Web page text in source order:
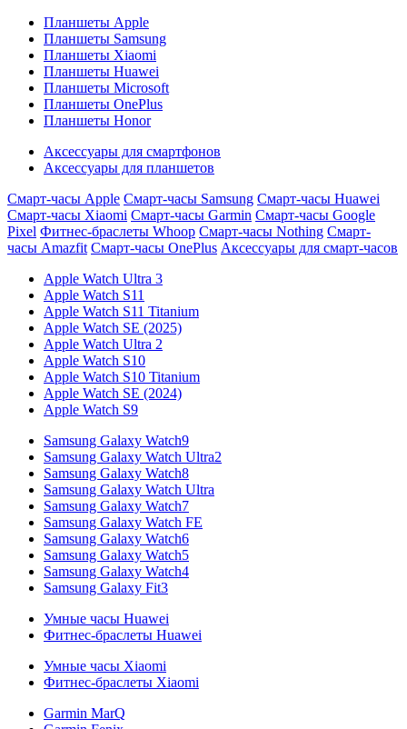
Планшеты Apple
Планшеты Samsung
Планшеты Xiaomi
Планшеты Huawei
Планшеты Microsoft
Планшеты OnePlus
Планшеты Honor
Аксессуары для смартфонов
Аксессуары для планшетов
Смарт-часы Apple Смарт-часы Samsung Смарт-часы Huawei
Смарт-часы Xiaomi Смарт-часы Garmin Смарт-часы Google
Pixel Фитнес-браслеты Whoop Смарт-часы Nothing Смарт-
часы Amazfit Смарт-часы OnePlus Аксессуары для смарт-часов
Apple Watch Ultra 3
Apple Watch S11
Apple Watch S11 Titanium
Apple Watch SE (2025)
Apple Watch Ultra 2
Apple Watch S10
Apple Watch S10 Titanium
Apple Watch SE (2024)
Apple Watch S9
Samsung Galaxy Watch9
Samsung Galaxy Watch Ultra2
Samsung Galaxy Watch8
Samsung Galaxy Watch Ultra
Samsung Galaxy Watch7
Samsung Galaxy Watch FE
Samsung Galaxy Watch6
Samsung Galaxy Watch5
Samsung Galaxy Watch4
Samsung Galaxy Fit3
Умные часы Huawei
Фитнес-браслеты Huawei
Умные часы Xiaomi
Фитнес-браслеты Xiaomi
Garmin MarQ